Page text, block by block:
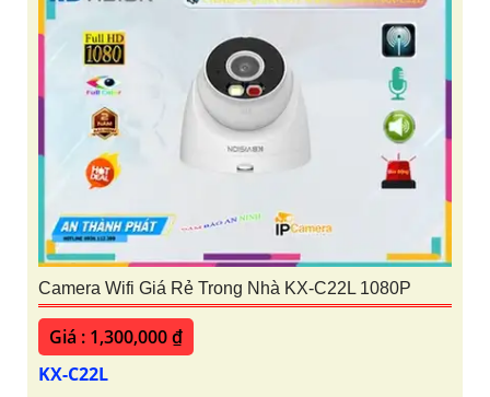
Camera Wifi Giá Rẻ Trong Nhà KX-C22L 1080P
Giá : 1,300,000 ₫
KX-C22L